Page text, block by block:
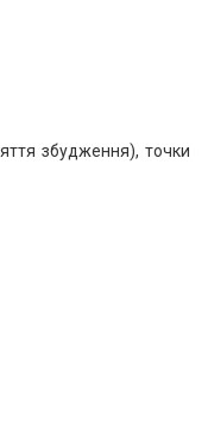
збудження), точки